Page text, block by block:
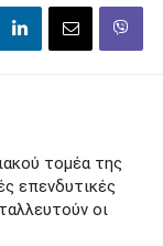
τομέα της
επενδυτικές
οι